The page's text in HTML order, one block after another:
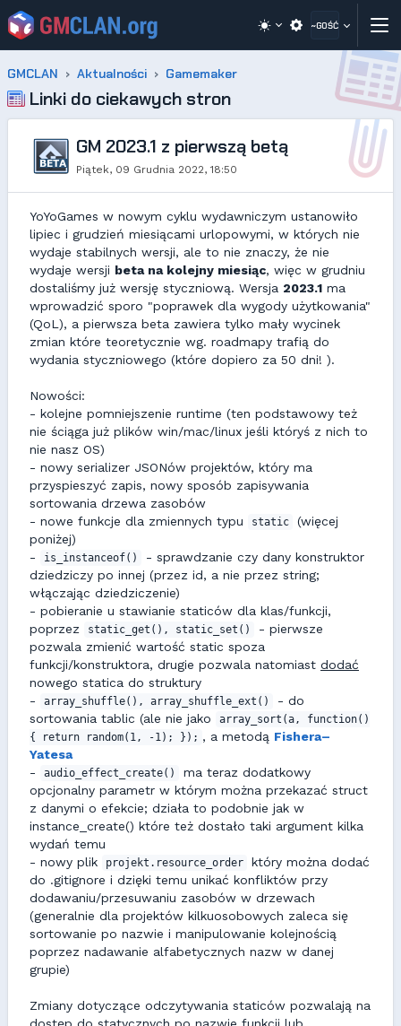
~GOŚĆ
GMCLAN Aktualności Gamemaker
Linki do ciekawych stron
GM 2023.1 z pierwszą betą
Piątek, 09 Grudnia 2022, 18:50
YoYoGames w nowym cyklu wydawniczym ustanowiło
lipiec i grudzień miesiącami urlopowymi, w których nie
wydaje stabilnych wersji, ale to nie znaczy, że nie
wydaje wersji beta na kolejny miesiąc, więc w grudniu
dostaliśmy już wersję styczniową. Wersja 2023.1 ma
wprowadzić sporo "poprawek dla wygody użytkowania"
(QoL), a pierwsza beta zawiera tylko mały wycinek
zmian które teoretycznie wg. roadmapy trafią do
wydania styczniowego (które dopiero za 50 dni! ).
Nowości:
- kolejne pomniejszenie runtime (ten podstawowy też
nie ściąga już plików win/mac/linux jeśli któryś z nich to
nie nasz OS)
- nowy serializer JSONów projektów, który ma
przyspieszyć zapis, nowy sposób zapisywania
sortowania drzewa zasobów
- nowe funkcje dla zmiennych typu
static
(więcej
poniżej)
-
is_instanceof()
- sprawdzanie czy dany konstruktor
dziedziczy po innej (przez id, a nie przez string;
włączając dziedziczenie)
- pobieranie u stawianie staticów dla klas/funkcji,
poprzez
static_get(), static_set()
- pierwsze
pozwala zmienić wartość static spoza
funkcji/konstruktora, drugie pozwala natomiast dodać
nowego statica do struktury
-
array_shuffle(), array_shuffle_ext()
- do
sortowania tablic (ale nie jako
array_sort(a, function()
{ return random(1, -1); }); , a metodą Fishera–
Yatesa
-
audio_effect_create()
ma teraz dodatkowy
opcjonalny parametr w którym można przekazać struct
z danymi o efekcie; działa to podobnie jak w
instance_create() które też dostało taki argument kilka
wydań temu
- nowy plik
projekt.resource_order
który można dodać
do .gitignore i dzięki temu unikać konfliktów przy
dodawaniu/przesuwaniu zasobów w drzewach
(generalnie dla projektów kilkuosobowych zaleca się
sortowanie po nazwie i manipulowanie kolejnością
poprzez nadawanie alfabetycznych nazw w danej
grupie)
Zmiany dotyczące odczytywania staticów pozwalają na